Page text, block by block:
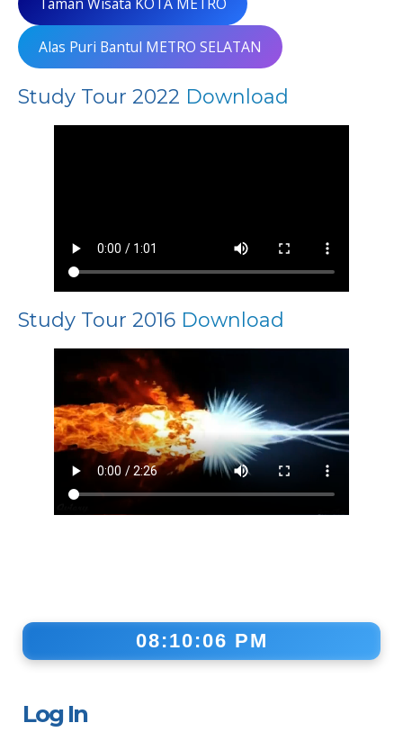
Alas Puri Bantul METRO SELATAN
Study Tour 2022 Download
Study Tour 2016 Download
08:10:06 PM
Log In